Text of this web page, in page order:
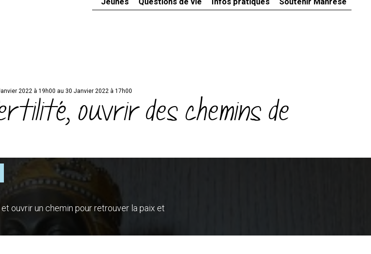
2022 à 19h00 au 30 Janvier 2022 à 17h00
ouvrir des chemins de
ouvrir un chemin pour retrouver la paix et